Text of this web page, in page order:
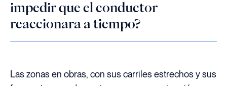
impedir que el conductor
reaccionara a tiempo?
Las zonas en obras, con sus carriles estrechos y sus